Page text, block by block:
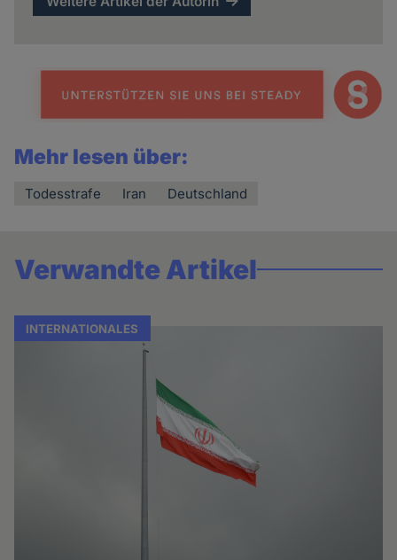
Mehr lesen über:
Todesstrafe Iran Deutschland
Verwandte Artikel
INTERNATIONALES